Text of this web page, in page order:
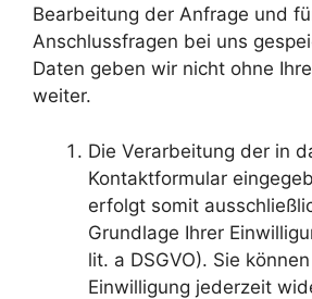
Bearbeitung der Anfrage und
Anschlussfragen bei uns
Daten geben wir nicht ohne
weiter.
Die Verarbeitung der in
Kontaktformular
erfolgt somit
Grundlage Ihrer
lit. a DSGVO). Sie
Einwilligung jederzeit